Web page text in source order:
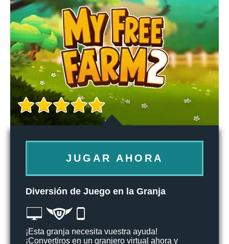
JUGAR AHORA
Diversión de Juego en la Granja
¡Esta granja necesita vuestra ayuda!
¡Convertiros en un granjero virtual ahora y